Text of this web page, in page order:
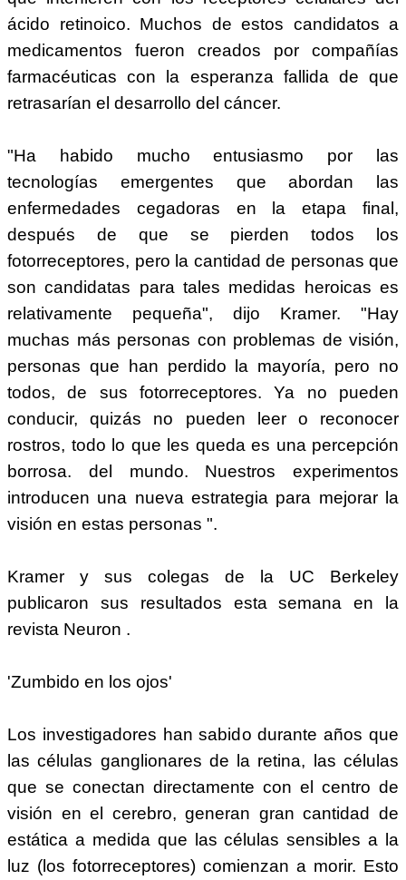
ácido retinoico. Muchos de estos candidatos a
medicamentos fueron creados por compañías
farmacéuticas con la esperanza fallida de que
retrasarían el desarrollo del cáncer.
"Ha habido mucho entusiasmo por las
tecnologías emergentes que abordan las
enfermedades cegadoras en la etapa final,
después de que se pierden todos los
fotorreceptores, pero la cantidad de personas que
son candidatas para tales medidas heroicas es
relativamente pequeña", dijo Kramer. "Hay
muchas más personas con problemas de visión,
personas que han perdido la mayoría, pero no
todos, de sus fotorreceptores. Ya no pueden
conducir, quizás no pueden leer o reconocer
rostros, todo lo que les queda es una percepción
borrosa. del mundo. Nuestros experimentos
introducen una nueva estrategia para mejorar la
visión en estas personas ".
Kramer y sus colegas de la UC Berkeley
publicaron sus resultados esta semana en la
revista Neuron .
'Zumbido en los ojos'
Los investigadores han sabido durante años que
las células ganglionares de la retina, las células
que se conectan directamente con el centro de
visión en el cerebro, generan gran cantidad de
estática a medida que las células sensibles a la
luz (los fotorreceptores) comienzan a morir. Esto